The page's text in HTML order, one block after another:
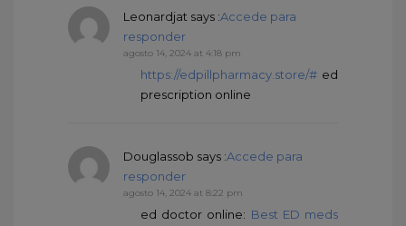
Leonardjat says :Accede para
responder
agosto 14, 2024 at 4:18 pm
https://edpillpharmacy.store/# ed
prescription online
Douglassob says :Accede para
responder
agosto 14, 2024 at 8:22 pm
ed doctor online: Best ED meds